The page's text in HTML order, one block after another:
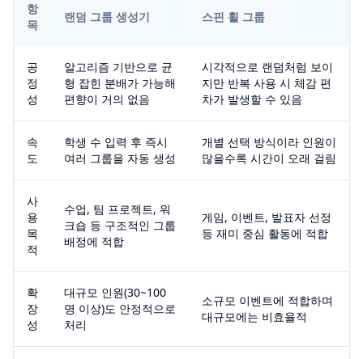
항
목
랜덤 그룹 생성기 스핀 휠 그룹
공
정
성
알고리즘 기반으로 균
형 잡힌 분배가 가능해
편향이 거의 없음
시각적으로 랜덤처럼 보이
지만 반복 사용 시 체감 편
차가 발생할 수 있음
속
도
학생 수 입력 후 즉시
여러 그룹을 자동 생성
개별 선택 방식이라 인원이
많을수록 시간이 오래 걸림
사
용
목
적
수업, 팀 프로젝트, 워
크숍 등 구조적인 그룹
배정에 적합
게임, 이벤트, 발표자 선정
등 재미 중심 활동에 적합
확
장
성
대규모 인원(30~100
명 이상)도 안정적으로
처리
소규모 이벤트에 적합하며
대규모에는 비효율적